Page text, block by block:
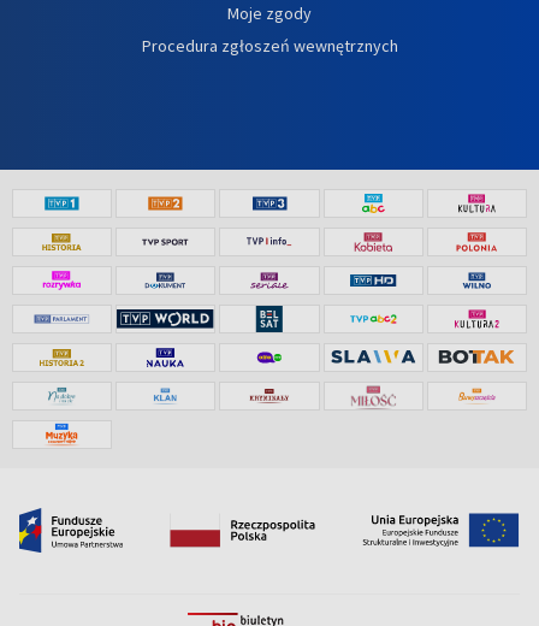
Moje zgody
Procedura zgłoszeń wewnętrznych